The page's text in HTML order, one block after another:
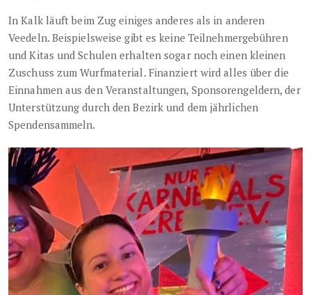
In Kalk läuft beim Zug einiges anderes als in anderen
Veedeln. Beispielsweise gibt es keine Teilnehmergebühren
und Kitas und Schulen erhalten sogar noch einen kleinen
Zuschuss zum Wurfmaterial. Finanziert wird alles über die
Einnahmen aus den Veranstaltungen, Sponsorengeldern, der
Unterstützung durch den Bezirk und dem jährlichen
Spendensammeln.